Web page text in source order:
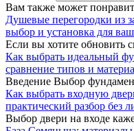
Вам также может
Душевые перегородки из
выбор и установка для
Если вы хотите обновить
Как выбрать идеальный
сравнение типов и
Введение Выбор
Как выбрать входную
практический разбор без
Выбор двери на входе